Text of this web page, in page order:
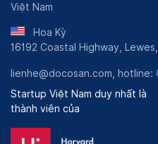
Việt Nam
Hoa Kỳ
16192 Coastal Highway,
lienhe@docosan.com, hotline:
Startup Việt Nam duy nhất là
thành viên của